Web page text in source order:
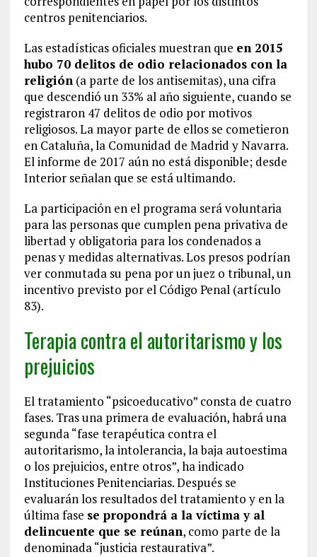
centros penitenciarios.
Las estadísticas oficiales muestran que en 2015
hubo 70 delitos de odio relacionados con la
religión(a parte de los antisemitas), una cifra
que descendió un 33% al año siguiente, cuando se
registraron 47 delitos de odio por motivos
religiosos. La mayor parte de ellos se cometieron
en Cataluña, la Comunidad de Madrid y Navarra.
El informe de 2017 aún no está disponible; desde
Interior señalan que se está ultimando.
La participación en el programa será voluntaria
para las personas que cumplen pena privativa de
libertad y obligatoria para los condenados a
penas y medidas alternativas. Los presos podrían
ver conmutada su pena por un juez o tribunal, un
incentivo previsto por el Código Penal (artículo
83).
Terapia contra el autoritarismo y los
prejuicios
El tratamiento “psicoeducativo” consta de cuatro
fases. Tras una primera de evaluación, habrá una
segunda “fase terapéutica contra el
autoritarismo, la intolerancia, la baja autoestima
o los prejuicios, entre otros”, ha indicado
Instituciones Penitenciarias. Después se
evaluarán los resultados del tratamiento y en la
última fase se propondrá a la víctima y al
delincuente que se reúnan, como parte de la
denominada “justicia restaurativa”.